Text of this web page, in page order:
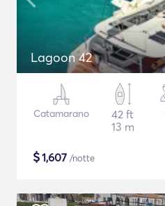
Lagoon 42
Catamarano
42 ft
13 m
$1,607 /notte